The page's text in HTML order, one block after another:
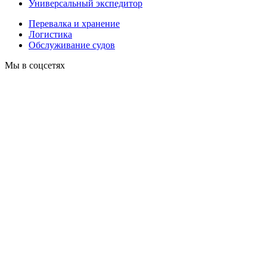
Универсальный экспедитор
Перевалка и хранение
Логистика
Обслуживание судов
Мы в соцсетях